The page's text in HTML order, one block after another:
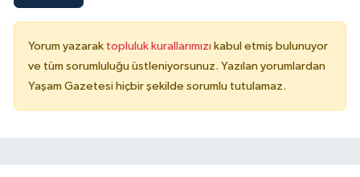
Yorum yazarak topluluk kurallarımızı kabul etmiş bulunuyor
ve tüm sorumluluğu üstleniyorsunuz. Yazılan yorumlardan
Yaşam Gazetesi hiçbir şekilde sorumlu tutulamaz.